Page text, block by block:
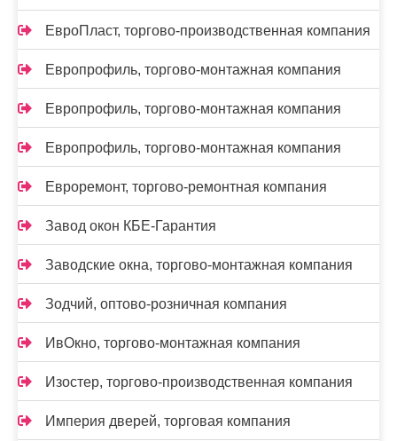
ЕвроПласт, торгово-производственная компания
Европрофиль, торгово-монтажная компания
Европрофиль, торгово-монтажная компания
Европрофиль, торгово-монтажная компания
Евроремонт, торгово-ремонтная компания
Завод окон КБЕ-Гарантия
Заводские окна, торгово-монтажная компания
Зодчий, оптово-розничная компания
ИвОкно, торгово-монтажная компания
Изостер, торгово-производственная компания
Империя дверей, торговая компания